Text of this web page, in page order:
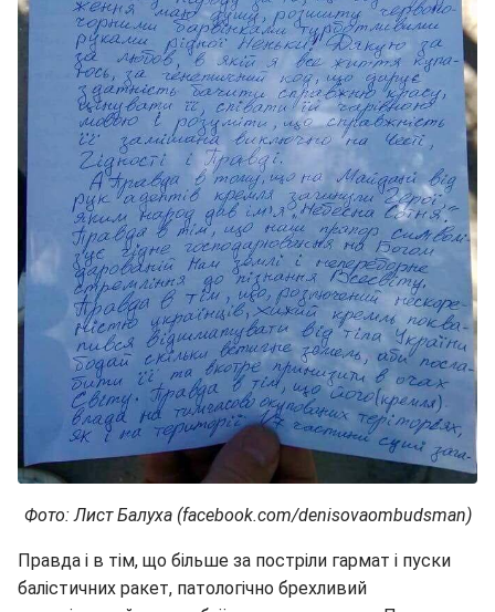
Фото: Лист Балуха (facebook.com/denisovaombudsman)
Правда і в тім, що більше за постріли гармат і пуски
балістичних ракет, патологічно брехливий